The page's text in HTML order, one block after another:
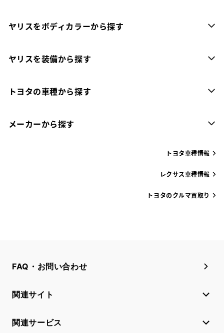
ヤリスをボディカラーから探す
ヤリスを装備から探す
トヨタの車種から探す
メーカーから探す
トヨタ車種情報
レクサス車種情報
トヨタのクルマ買取り
FAQ・お問い合わせ
関連サイト
関連サービス